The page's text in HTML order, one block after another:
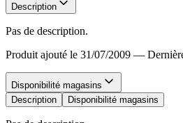
Description
Pas de description.
Produit ajouté le 31/07/2009 —
Disponibilité magasins
Description
Disponibilité magasins